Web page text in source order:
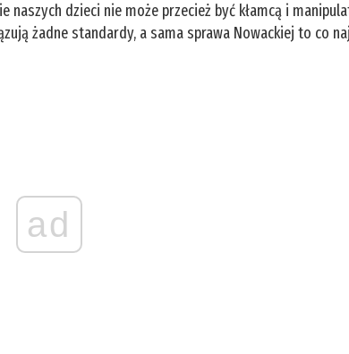
naszych dzieci nie może przecież być kłamcą i
żadne standardy, a sama sprawa Nowackiej to co
ad